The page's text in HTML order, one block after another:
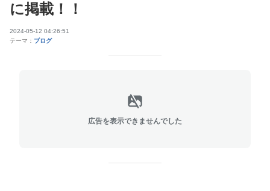
に掲載！！
2024-05-12 04:26:51
テーマ： ブログ
広告を表示できませんでした